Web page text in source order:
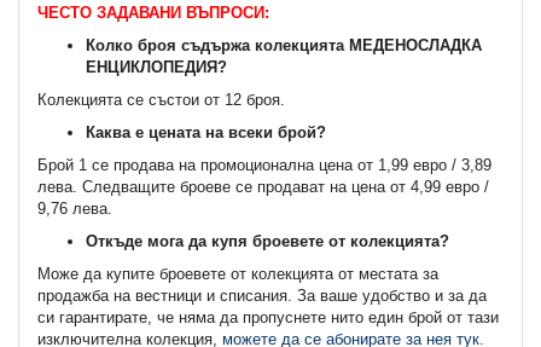
ЧЕСТО ЗАДАВАНИ ВЪПРОСИ:
Колко броя съдържа колекцията МЕДЕНОСЛАДКА
ЕНЦИКЛОПЕДИЯ?
Колекцията се състои от 12 броя.
Каква е цената на всеки брой?
Брой 1 се продава на промоционална цена от 1,99 евро / 3,89
лева. Следващите броеве се продават на цена от 4,99 евро /
9,76 лева.
Откъде мога да купя броевете от колекцията?
Може да купите броевете от колекцията от местата за
продажба на вестници и списания. За ваше удобство и за да
си гарантирате, че няма да пропуснете нито един брой от тази
изключителна колекция, можете да се абонирате за нея тук.